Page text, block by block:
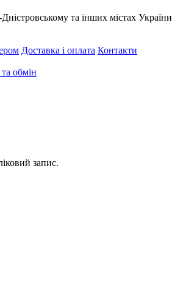
Дністровському та інших містах України
Доставка і оплата Контакти
обмін
запис.